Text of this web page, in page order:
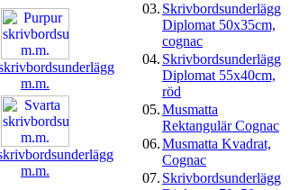
m.m.
m.m.
03. Skrivbordsunderlägg
Diplomat 50x35cm,
cognac
04. Skrivbordsunderlägg
Diplomat 55x40cm,
röd
05.Musmatta
Rektangulär Cognac
06.Musmatta Kvadrat,
Cognac
07. Skrivbordsunderlägg